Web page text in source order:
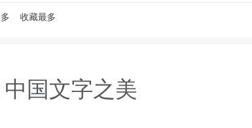
收藏最多
国文字之美